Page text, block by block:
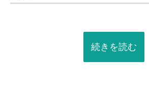
続きを読む